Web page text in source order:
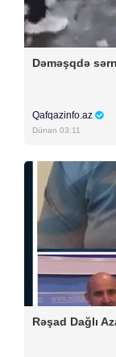
Dəməşqdə
Qafqazinfo.az
Dünən 03:11
Rəşad Dağlı